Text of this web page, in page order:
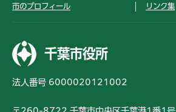
市のプロフィール リンク集
千葉市役所
法人番号 6000020121002